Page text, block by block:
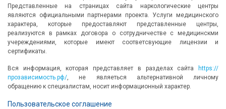
Представленные на страницах сайта наркологические центры
являются официальными партнерами проекта. Услуги медицинского
характера, которые предоставляют представленные центры,
реализуются в рамках договора о сотрудничестве с медицинскми
учереждениями, которые имеют соответсвующие лицензии и
сертификаты.
Вся информация, которая представляет в разделах сайта
https://
прозависимость.рф/, не являеться альтернативной личному
обращению к специалистам, носит информационный характер.
Пользовательское соглашение